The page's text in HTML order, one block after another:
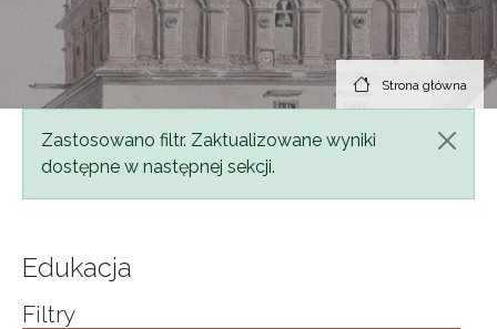
Strona główna
Komunikat
Zastosowano filtr. Zaktualizowane wyniki
dostępne w następnej sekcji.
Edukacja
Filtry